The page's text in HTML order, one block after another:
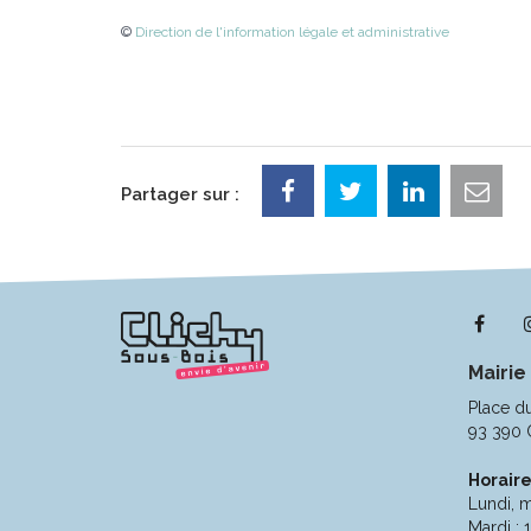
© Direction de l'information légale et administrative
Partager sur :
le
Place
93 390
Lundi,
Mardi :